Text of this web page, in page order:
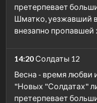
претерпевает
Шматко, уезжавший
внезапно
14:20 Солдаты 12
Весна - время любви
"Новых "Солдатах"
претерпевает